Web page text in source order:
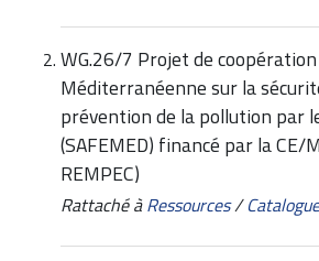
WG.26/7 Projet de
Méditerranéenne sur la
prévention de la pollution par
(SAFEMED) financé par la CE/
REMPEC)
Rattaché à Ressources/